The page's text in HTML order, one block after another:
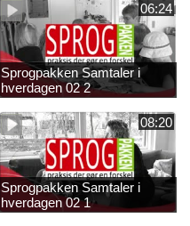
06:24
Sprogpakken Samtaler i
hverdagen 02 2
08:20
Sprogpakken Samtaler i
hverdagen 02 1